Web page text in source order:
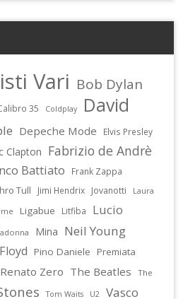
Vari Bob Dylan
35 Coldplay
David
Depeche Mode Elvis Presley
Clapton Fabrizio de Andrè
Battiato Frank Zappa
Tull Jimi Hendrix Jovanotti
Laura
Ligabue Litfiba
Lucio
Mina Neil Young
Pino Daniele
Premiata
Renato Zero The Beatles
The
Tom Waits U2
Vasco